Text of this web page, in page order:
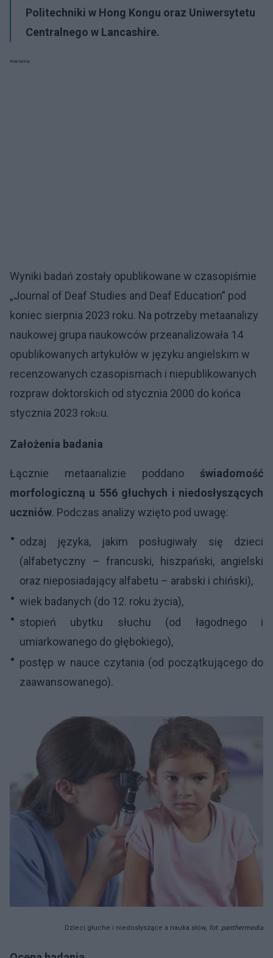
Politechniki w Hong Kongu oraz Uniwersytetu
Centralnego w Lancashire.
Reklama:
Wyniki badań zostały opublikowane w czasopiśmie
„Journal of Deaf Studies and Deaf Education” pod
koniec sierpnia 2023 roku. Na potrzeby metaanalizy
naukowej grupa naukowców przeanalizowała 14
opublikowanych artykułów w języku angielskim w
recenzowanych czasopismach i niepublikowanych
rozpraw doktorskich od stycznia 2000 do końca
stycznia 2023 rokDu.
Założenia badania
Łącznie metaanalizie poddano świadomość
morfologiczną u 556 głuchych i niedosłyszących
uczniów. Podczas analizy wzięto pod uwagę:
odzaj języka, jakim posługiwały się dzieci
(alfabetyczny – francuski, hiszpański, angielski
oraz nieposiadający alfabetu – arabski i chiński),
wiek badanych (do 12. roku życia),
stopień ubytku słuchu (od łagodnego i
umiarkowanego do głębokiego),
postęp w nauce czytania (od początkującego do
zaawansowanego).
Dzieci głuche i niedosłyszące a nauka słów, fot. panthermedia